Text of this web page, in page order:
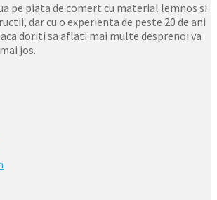
pe piata de comert cu material lemnos si
dar cu o experienta de peste 20 de ani
doriti sa aflati mai multe desprenoi va
jos.